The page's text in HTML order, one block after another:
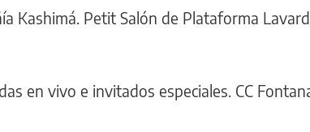
Kashimá. Petit Salón de Plataforma
en vivo e invitados especiales. CC